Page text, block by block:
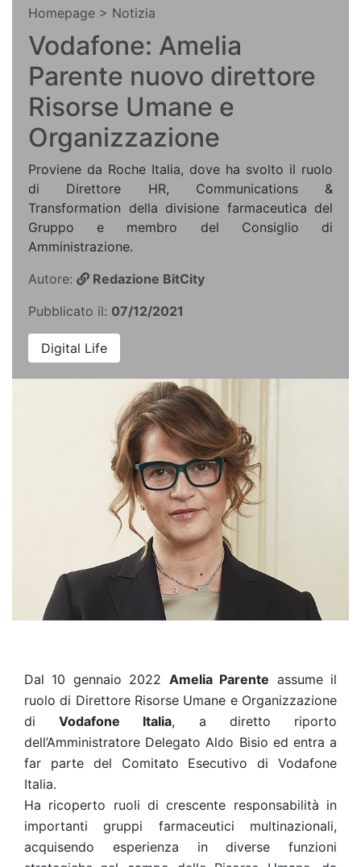
Homepage > Notizia
Vodafone: Amelia
Parente nuovo direttore
Risorse Umane e
Organizzazione
Proviene da Roche Italia, dove ha svolto il ruolo
di Direttore HR, Communications &
Transformation della divisione farmaceutica del
Gruppo e membro del Consiglio di
Amministrazione.
Autore:
Redazione BitCity
Pubblicato il: 07/12/2021
Digital Life
Dal 10 gennaio 2022 Amelia Parente assume il
ruolo di Direttore Risorse Umane e Organizzazione
diVodafone Italia, a diretto riporto
dell’Amministratore Delegato Aldo Bisio ed entra a
far parte del Comitato Esecutivo di Vodafone
Italia.
Ha ricoperto ruoli di crescente responsabilità in
importanti gruppi farmaceutici multinazionali,
acquisendo esperienza in diverse funzioni